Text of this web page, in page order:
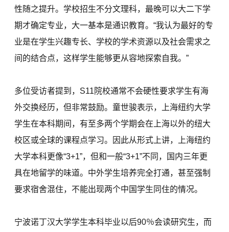
性随之提升。学校招生不分文理科，最晚可以大二下学
期才确定专业，大一基本是通识教育。“我认为最好的专
业是在学生兴趣专长、学校的学术资源以及社会需求之
间的结合点，这样学生能够更从容地探索自我。”
多位受访者提到，S11院校通常不会硬性要求学生有海
外交换经历，但非常鼓励。童世骏表示，上海纽约大学
学生在本科期间，有至多两个学期会在上海以外的纽大
校区或全球的课程点学习。因此从形式上讲，上海纽约
大学本科更像“3+1”，但和一般“3+1”不同，国内三年更
具在地留学的味道。中外学生培养完全打通，甚至强制
要求宿舍混住，不能出现两个中国学生同住的情况。
宁波诺丁汉大学学生本科毕业以后90％会读研究生，而